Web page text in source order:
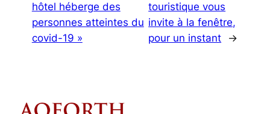
hôtel héberge des
personnes atteintes du
covid-19 »
touristique vous
invite à la fenêtre,
pour un instant
→